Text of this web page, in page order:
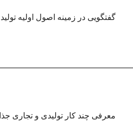
گفتگویی در زمینه اصول اولیه
معرفی چند کار تولیدی و تجاری